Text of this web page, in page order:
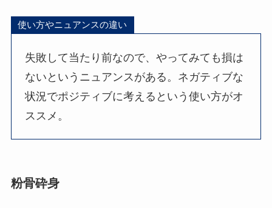
使い方やニュアンスの違い
失敗して当たり前なので、やってみても損は
ないというニュアンスがある。ネガティブな
状況でポジティブに考えるという使い方がオ
ススメ。
粉骨砕身